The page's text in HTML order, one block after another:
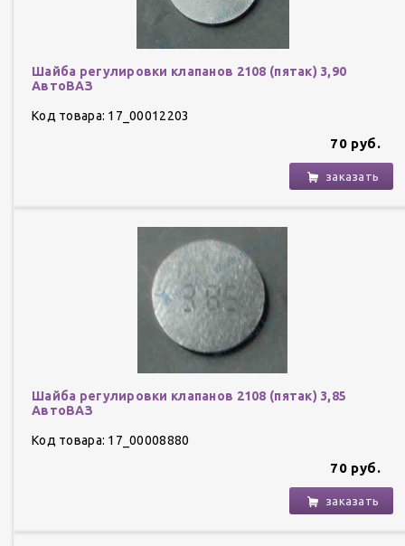
Шайба регулировки клапанов 2108 (пятак) 3,90
АвтоВАЗ
Код товара: 17_00012203
70 руб.
заказать
Шайба регулировки клапанов 2108 (пятак) 3,85
АвтоВАЗ
Код товара: 17_00008880
70 руб.
заказать